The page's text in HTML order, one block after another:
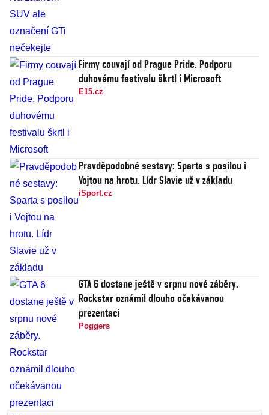
Firmy couvají od Prague Pride. Podporu
duhovému festivalu škrtl i Microsoft
E15.cz
Pravděpodobné sestavy: Sparta s posilou i
Vojtou na hrotu. Lídr Slavie už v základu
iSport.cz
GTA 6 dostane ještě v srpnu nové záběry.
Rockstar oznámil dlouho očekávanou
prezentaci
Poggers